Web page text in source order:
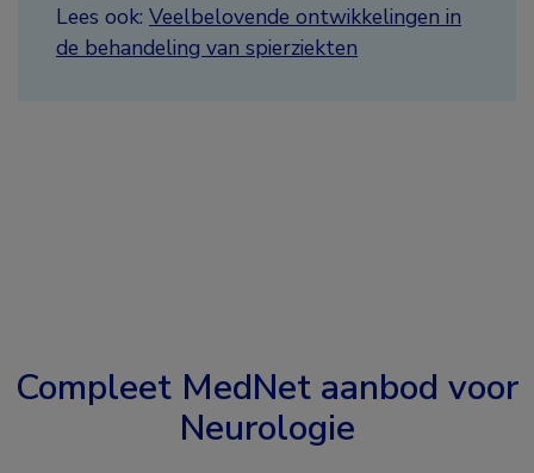
Lees ook: Veelbelovende ontwikkelingen in
de behandeling van spierziekten
Compleet MedNet aanbod voor
Neurologie